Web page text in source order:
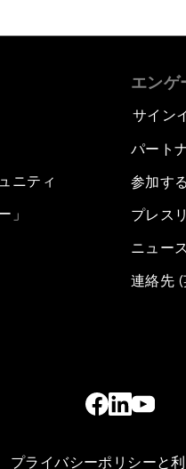
ニティ
」
エンゲ
サイン
パート
参加す
プレス
ニュー
連絡先
プライバシーポリシーと